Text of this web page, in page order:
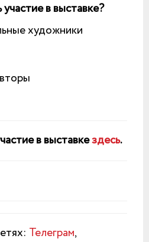
в выставке?
художники
в выставкездесь.
Телеграм,